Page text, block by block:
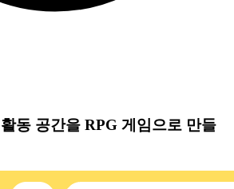
동 공간을 RPG 게임으로 만들